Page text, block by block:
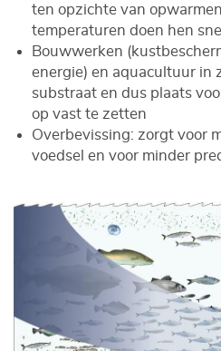
ten opzichte van
temperaturen doen hen
Bouwwerken
energie) en aquacultuur in
substraat en dus plaats
op vast te zetten
Overbevissing: zorgt voor
voedsel en voor minder